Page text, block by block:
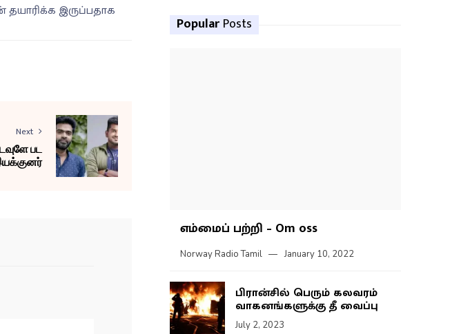
இருப்பதாக
Next
பட
Popular Posts
எம்மைப் பற்றி – Om oss
Norway Radio Tamil January 10, 2022
பிரான்சில் பெரும் கலவரம்
வாகனங்களுக்கு தீ வைப்பு
July 2, 2023